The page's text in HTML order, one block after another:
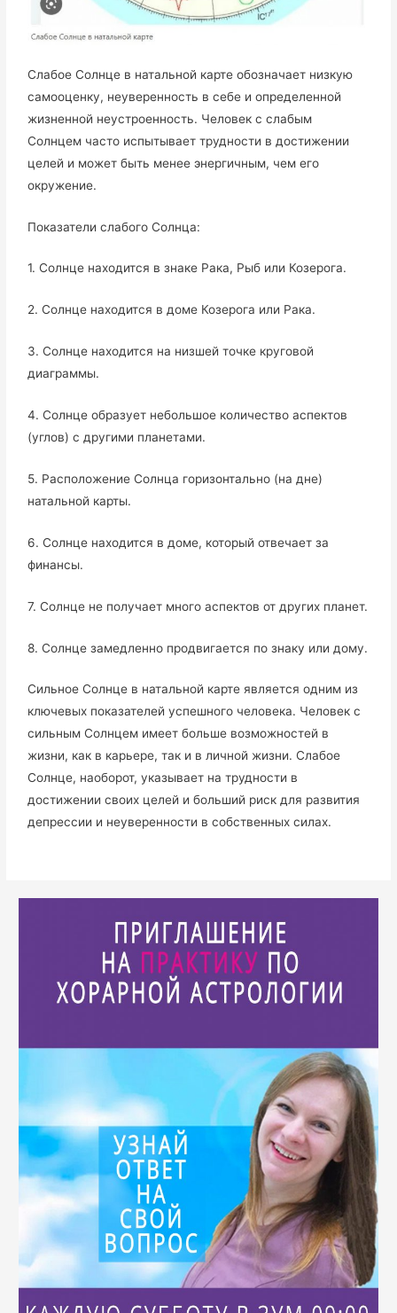
Слабое Солнце в натальной карте обозначает низкую
самооценку, неуверенность в себе и определенной
жизненной неустроенность. Человек с слабым
Солнцем часто испытывает трудности в достижении
целей и может быть менее энергичным, чем его
окружение.
Показатели слабого Солнца:
1. Солнце находится в знаке Рака, Рыб или Козерога.
2. Солнце находится в доме Козерога или Рака.
3. Солнце находится на низшей точке круговой
диаграммы.
4. Солнце образует небольшое количество аспектов
(углов) с другими планетами.
5. Расположение Солнца горизонтально (на дне)
натальной карты.
6. Солнце находится в доме, который отвечает за
финансы.
7. Солнце не получает много аспектов от других планет.
8. Солнце замедленно продвигается по знаку или дому.
Сильное Солнце в натальной карте является одним из
ключевых показателей успешного человека. Человек с
сильным Солнцем имеет больше возможностей в
жизни, как в карьере, так и в личной жизни. Слабое
Солнце, наоборот, указывает на трудности в
достижении своих целей и больший риск для развития
депрессии и неуверенности в собственных силах.